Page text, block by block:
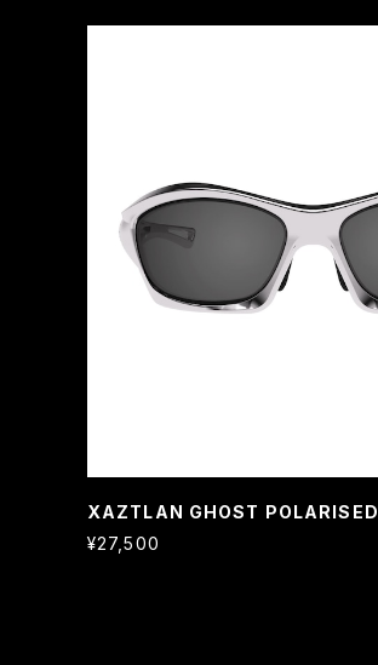
XAZTLAN GHOST POLARISED
¥27,500